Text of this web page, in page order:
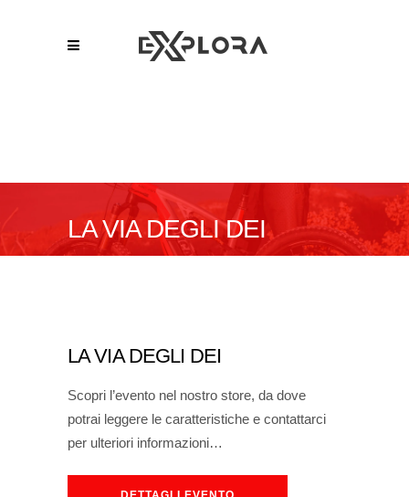
LA VIA DEGLI DEI
LA VIA DEGLI DEI
Scopri l’evento nel nostro store, da dove
potrai leggere le caratteristiche e contattarci
per ulteriori informazioni…